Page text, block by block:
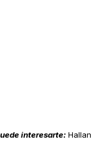
interesarte: